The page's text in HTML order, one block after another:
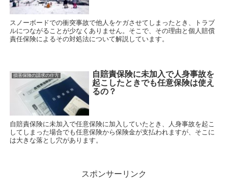
スノーボードでの衝突事故で他人をケガさせてしまったとき、トラブ
ルにつながることが少なくありません。そこで、その理由と個人賠償
責任保険によるその対処法について解説しています。
損害保険の請求の仕方
自賠責保険に未加入で人身事故を
起こしたときでも任意保険は使え
るの？
自賠責保険に未加入で任意保険に加入していたとき、人身事故を起こ
してしまった場合でも任意保険から保険金が支払われますが、そこに
は大きな落とし穴があります。
スポンサーリンク